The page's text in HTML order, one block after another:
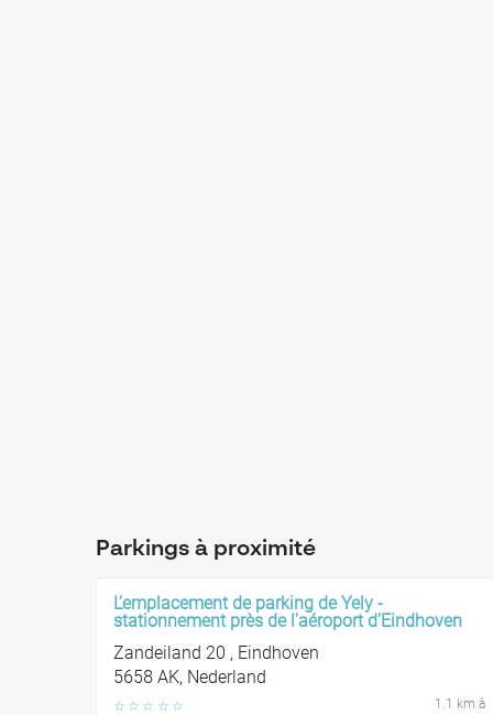
Parkings à proximité
L’emplacement de parking de Yely -
stationnement près de l’aéroport d’Eindhoven
Zandeiland 20 , Eindhoven
5658 AK, Nederland
☆ ☆ ☆ ☆ ☆ 1.1 km à